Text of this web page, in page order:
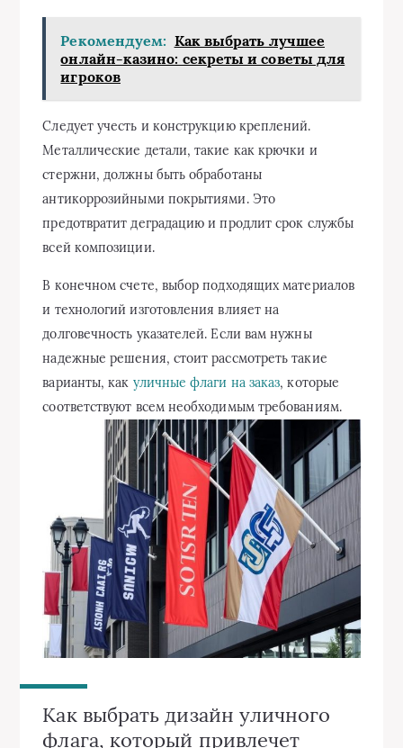
Рекомендуем: Как выбрать лучшее
онлайн-казино: секреты и советы для
игроков
Следует учесть и конструкцию креплений.
Металлические детали, такие как крючки и
стержни, должны быть обработаны
антикоррозийными покрытиями. Это
предотвратит деградацию и продлит срок службы
всей композиции.
В конечном счете, выбор подходящих материалов
и технологий изготовления влияет на
долговечность указателей. Если вам нужны
надежные решения, стоит рассмотреть такие
варианты, как уличные флаги на заказ, которые
соответствуют всем необходимым требованиям.
Как выбрать дизайн уличного
флага, который привлечет